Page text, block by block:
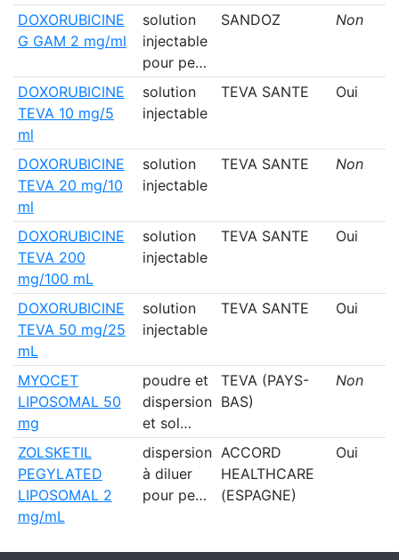
DOXORUBICINE
G GAM 2 mg/ml
solution
injectable
pour pe…
SANDOZ Non
DOXORUBICINE
TEVA 10 mg/5
ml
solution
injectable
TEVA SANTE Oui
DOXORUBICINE
TEVA 20 mg/10
ml
solution
injectable
TEVA SANTE Non
DOXORUBICINE
TEVA 200
mg/100 mL
solution
injectable
TEVA SANTE Oui
DOXORUBICINE
TEVA 50 mg/25
mL
solution
injectable
TEVA SANTE Oui
MYOCET
LIPOSOMAL 50
mg
poudre et
dispersion
et sol…
TEVA (PAYS-
BAS)
Non
ZOLSKETIL
PEGYLATED
LIPOSOMAL 2
mg/mL
dispersion
à diluer
pour pe…
ACCORD
HEALTHCARE
(ESPAGNE)
Oui